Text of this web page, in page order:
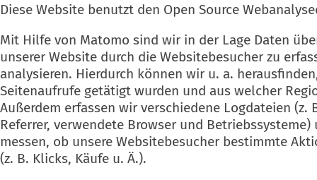
Diese Website benutzt den Open Source
Mit Hilfe von Matomo sind wir in der Lage Daten
unserer Website durch die Websitebesucher zu
analysieren. Hierdurch können wir u. a.
Seitenaufrufe getätigt wurden und aus welcher
Außerdem erfassen wir verschiedene Logdateien (z.
Referrer, verwendete Browser und
messen, ob unsere Websitebesucher bestimmte
(z. B. Klicks, Käufe u. Ä.).